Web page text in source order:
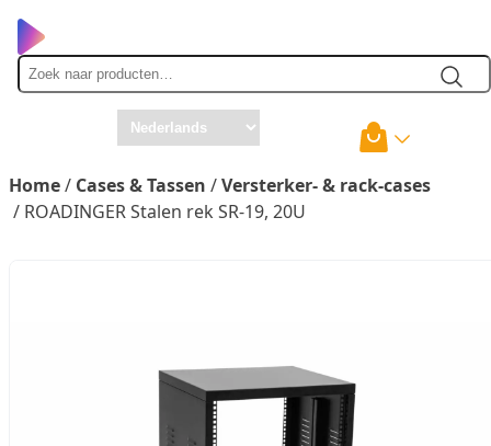
Zoek
naar
Home/ Cases & Tassen /Versterker- & rack-cases
/ ROADINGER Stalen rek SR-19, 20U